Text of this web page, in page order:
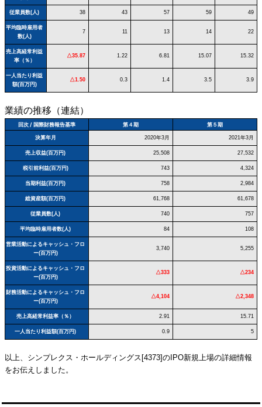
従業員数(人) 38 43 57 59 49
平均臨時雇用者
数(人)
7 11 13 14 22
売上高経常利益
率（％）
△35.87 1.22 6.81 15.07 15.32
一人当たり利益
額(百万円)
△1.50 0.3 1.4 3.5 3.9
業績の推移（連結）
回次 / 国際財務報告基準 第４期 第５期
決算年月 2020年3月 2021年3月
売上収益(百万円) 25,508 27,532
税引前利益(百万円) 743 4,324
当期利益(百万円) 758 2,984
総資産額(百万円) 61,768 61,678
従業員数(人) 740 757
平均臨時雇用者数(人) 84 108
営業活動によるキャッシュ・フロ
ー(百万円)
3,740 5,255
投資活動によるキャッシュ・フロ
ー(百万円)
△333 △234
財務活動によるキャッシュ・フロ
ー(百万円)
△4,104 △2,348
売上高経常利益率（％） 2.91 15.71
一人当たり利益額(百万円) 0.9 5
以上、シンプレクス・ホールディングス[4373]のIPO新規上場の詳細情報
をお伝えしました。